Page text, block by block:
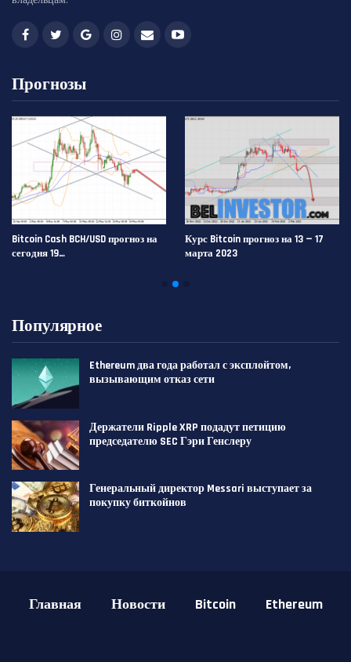
Прогнозы
Bitcoin Cash BCH/USD прогноз на
сегодня 19…
Курс Bitcoin прогноз на 13 — 17
марта 2023
Популярное
Ethereum два года работал с эксплойтом,
вызывающим отказ сети
Держатели Ripple XRP подадут петицию
председателю SEC Гэри Генслеру
Генеральный директор Messari выступает за
покупку биткойнов
Главная Новости Bitcoin Ethereum